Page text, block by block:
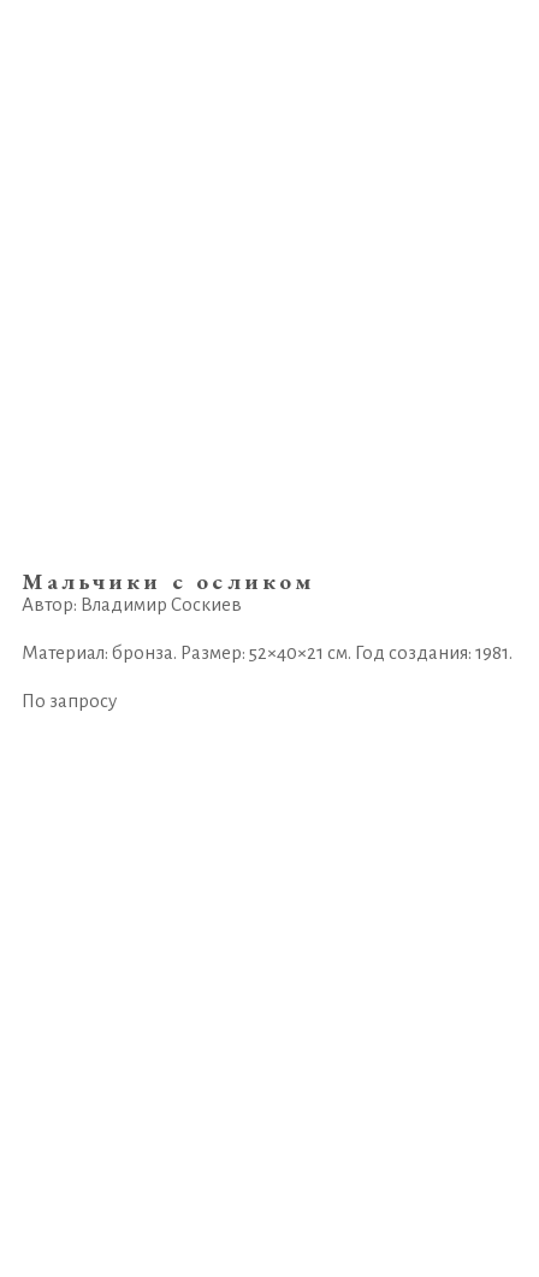
Мальчики с осликом
Автор: Владимир Соскиев
Материал: бронза. Размер: 52×40×21 см. Год создания: 1981.
По запросу